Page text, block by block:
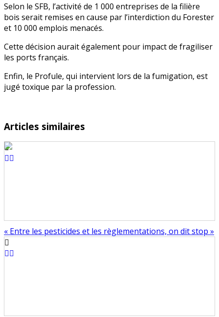
Selon le SFB, l’activité de 1 000 entreprises de la filière
bois serait remises en cause par l’interdiction du Forester
et 10 000 emplois menacés.
Cette décision aurait également pour impact de fragiliser
les ports français.
Enfin, le Profule, qui intervient lors de la fumigation, est
jugé toxique par la profession.
Articles similaires
« Entre les pesticides et les règlementations, on dit stop »